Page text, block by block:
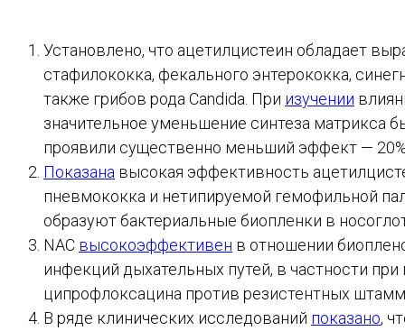
Установлено, что ацетилцистеин обладает
стафилококка, фекального энтерококка,
также грибов рода Candida. При изучении
значительное уменьшение синтеза матрикса
проявили существенно меньший эффект —
Показана высокая эффективность
пневмококка и нетипируемой гемофильной
образуют бактериальные биопленки в
NAC высокоэффективен в отношении
инфекций дыхательных путей, в частности
ципрофлоксацина против резистентных
В ряде клинических исследований показано,